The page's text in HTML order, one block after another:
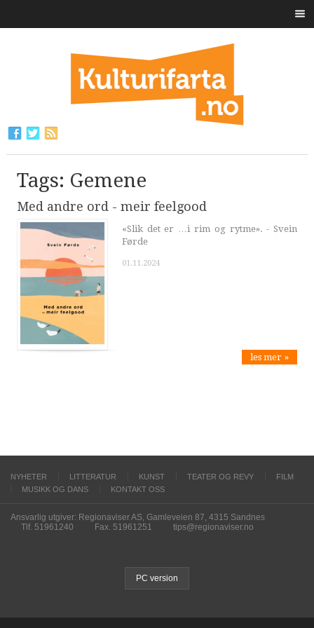
Tags: Gemene
Med andre ord - meir feelgood
«Slik det er …i rim og rytme». - Svein
Førde
01.11.2024
les mer »
NYHETER LITTERATUR KUNST TEATER OG REVY
FILM
MUSIKK OG DANS
KONTAKT OSS
Ansvarlig utgiver: Regionaviser AS, Gamleveien 87, 4315 Sandnes
Tlf. 51961240
Fax. 51961251 tips@regionaviser.no
PC version